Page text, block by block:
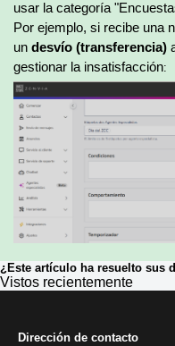
usar la categoría
Por ejemplo, si recibe una
un desvío (transferencia)
gestionar la insatisfacción:
¿Este artículo ha resuelto sus
Vistos recientemente
Dirección de contacto